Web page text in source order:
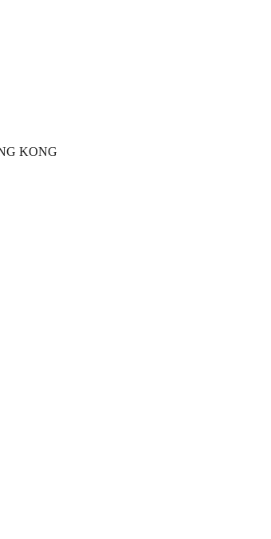
KONG